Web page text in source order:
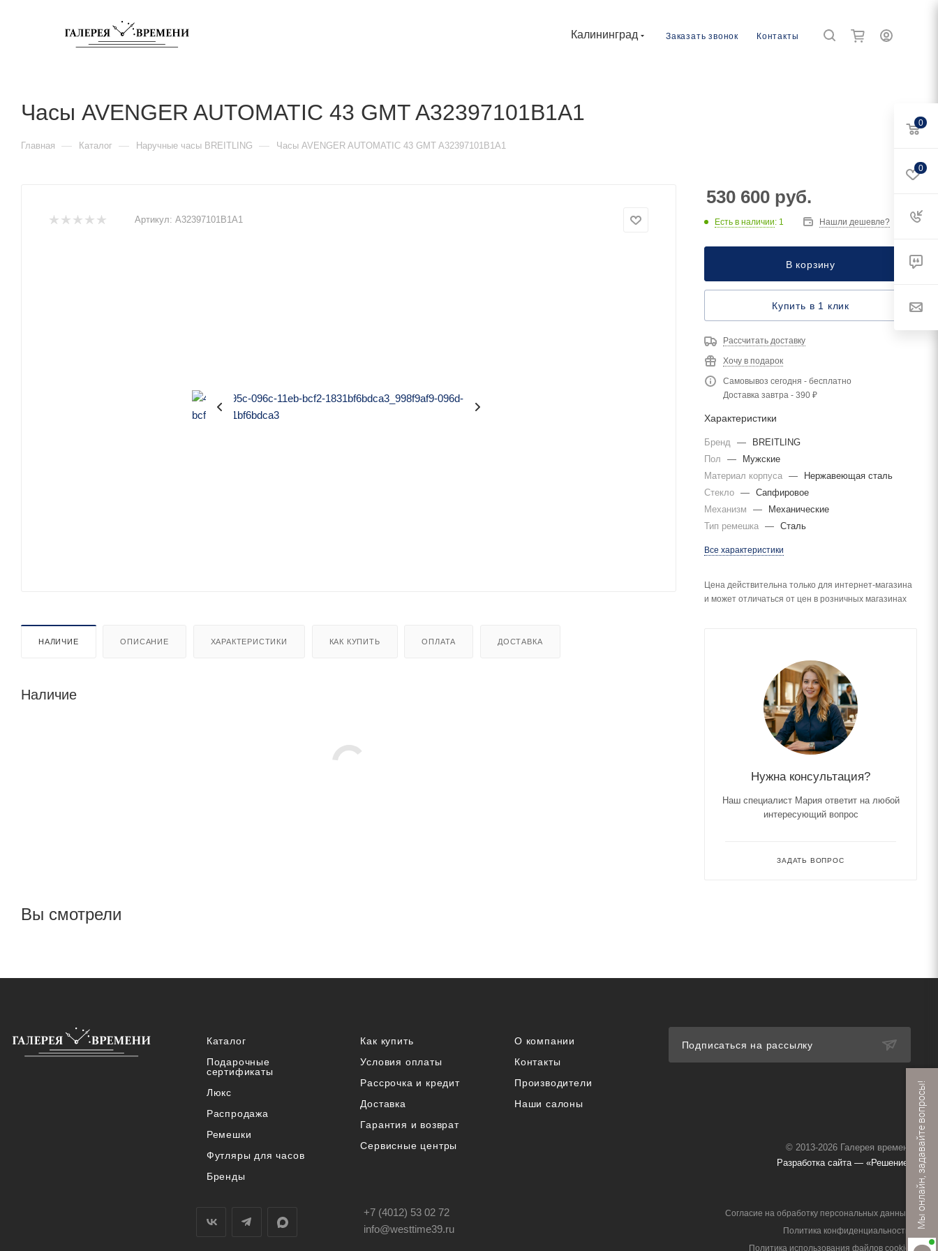
Калининград Заказать звонок Контакты
Часы AVENGER AUTOMATIC 43 GMT A32397101B1A1
Главная — Каталог — Наручные часы BREITLING — Часы AVENGER AUTOMATIC 43 GMT A32397101B1A1
Артикул: A32397101B1A1
НАЛИЧИЕ ОПИСАНИЕ ХАРАКТЕРИСТИКИ КАК КУПИТЬ ОПЛАТА ДОСТАВКА
Наличие
530 600 руб.
Есть в наличии: 1 Нашли дешевле?
В корзину
Купить в 1 клик
Рассчитать доставку
Хочу в подарок
Самовывоз сегодня - бесплатно
Доставка завтра - 390 ₽
Характеристики
Бренд —
BREITLING
Пол
—
Мужские
Материал корпуса —
Нержавеющая сталь
Стекло — Сапфировое
Механизм
—
Механические
Тип ремешка — Сталь
Все характеристики
Цена действительна только для интернет-магазина
и может отличаться от цен в розничных магазинах
Нужна консультация?
Наш специалист Мария ответит на любой
интересующий вопрос
ЗАДАТЬ ВОПРОС
Вы смотрели
Каталог
Подарочные
сертификаты
Люкс
Распродажа
Ремешки
Футляры для часов
Бренды
Как купить
Условия оплаты
Рассрочка и кредит
Доставка
Гарантия и возврат
Сервисные центры
О компании
Контакты
Производители
Наши салоны
Подписаться на рассылку
© 2013-2026 Галерея времени
Разработка сайта — «Решение»
+7 (4012) 53 02 72
info@westtime39.ru
Согласие на обработку персональных данных
Политика конфиденциальности
Политика использования файлов cookie
0
0
Мы онлайн, задавайте вопросы!